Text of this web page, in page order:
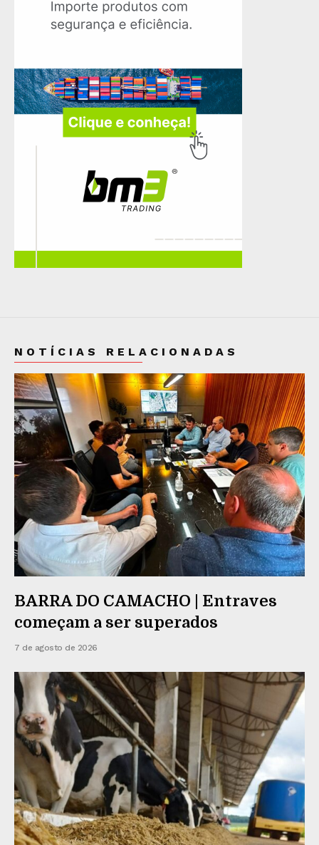
NOTÍCIAS RELACIONADAS
BARRA DO CAMACHO | Entraves
começam a ser superados
7 de agosto de 2026